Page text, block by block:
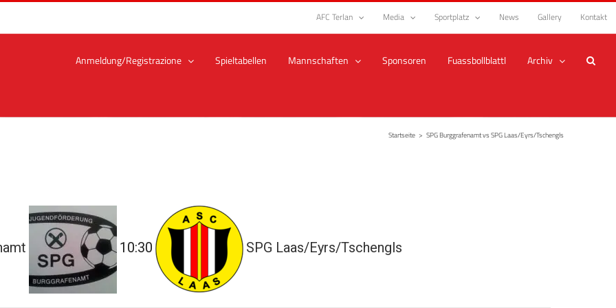
AFC Terlan Media Sportplatz News Gallery Kontakt
Anmeldung/Registrazione Spieltabellen Mannschaften Sponsoren Fuassbollblattl Archiv
Startseite > SPG Burggrafenamt vs SPG Laas/Eyrs/Tschengls
10:30 SPG Laas/Eyrs/Tschengls